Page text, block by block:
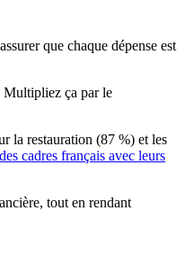
que chaque dépense est
Multipliez ça par le
la restauration (87 %) et les
cadres français avec leurs
tout en rendant